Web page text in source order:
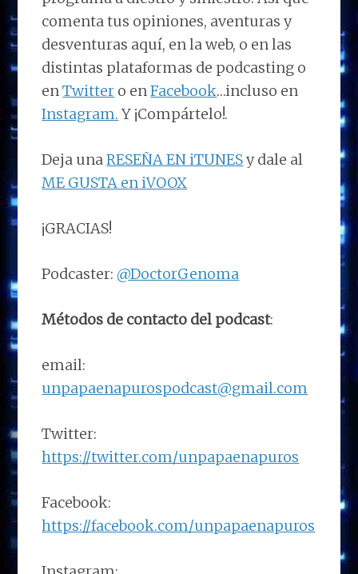
comenta tus opiniones, aventuras y
desventuras aquí, en la web, o en las
distintas plataformas de podcasting o
enTwitter o enFacebook…incluso en
Instagram. Y ¡Compártelo!.
Deja unaRESEÑA EN iTUNESy dale al
ME GUSTA en iVOOX
¡GRACIAS!
Podcaster: @DoctorGenoma
Métodos de contacto del podcast:
email:
unpapaenapurospodcast@gmail.com
Twitter:
https://twitter.com/unpapaenapuros
Facebook:
https://facebook.com/unpapaenapuros